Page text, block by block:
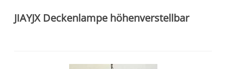
JIAYJX Deckenlampe höhenverstellbar